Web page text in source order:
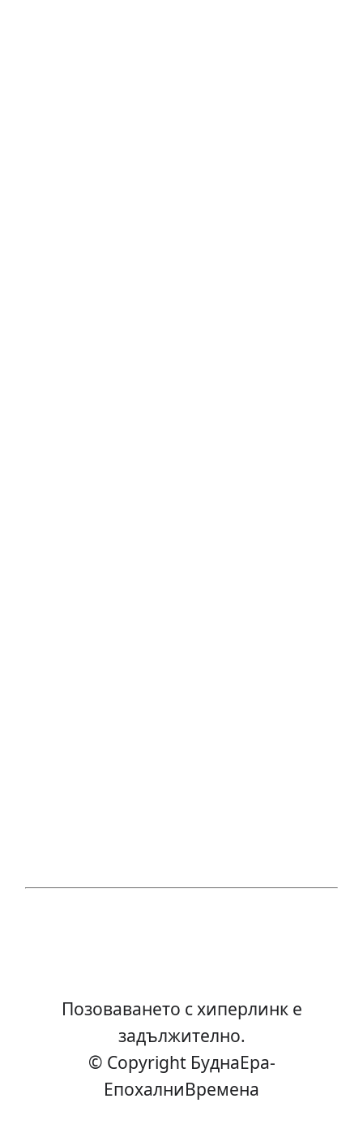
Позоваването с хиперлинк е
задължително.
© Copyright БуднаEра-
ЕпохалниВремена